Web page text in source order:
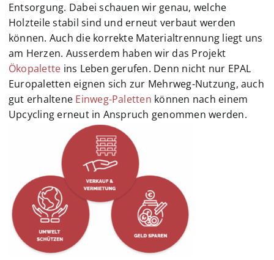
Entsorgung. Dabei schauen wir genau, welche
Holzteile stabil sind und erneut verbaut werden
können. Auch die korrekte Materialtrennung liegt uns
am Herzen. Ausserdem haben wir das Projekt
Ökopalette ins Leben gerufen. Denn nicht nur EPAL
Europaletten eignen sich zur Mehrweg-Nutzung, auch
gut erhaltene Einweg-Paletten können nach einem
Upcycling erneut in Anspruch genommen werden.